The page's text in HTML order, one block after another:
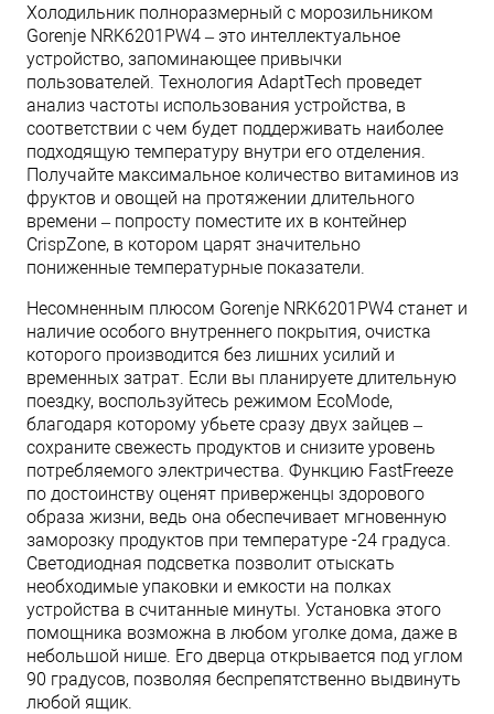
Холодильник полноразмерный с морозильником
Gorenje NRK6201PW4 – это интеллектуальное
устройство, запоминающее привычки
пользователей. Технология AdaptTech проведет
анализ частоты использования устройства, в
соответствии с чем будет поддерживать наиболее
подходящую температуру внутри его отделения.
Получайте максимальное количество витаминов из
фруктов и овощей на протяжении длительного
времени – попросту поместите их в контейнер
CrispZone, в котором царят значительно
пониженные температурные показатели.
Несомненным плюсом Gorenje NRK6201PW4 станет и
наличие особого внутреннего покрытия, очистка
которого производится без лишних усилий и
временных затрат. Если вы планируете длительную
поездку, воспользуйтесь режимом EcoMode,
благодаря которому убьете сразу двух зайцев –
сохраните свежесть продуктов и снизите уровень
потребляемого электричества. Функцию FastFreeze
по достоинству оценят приверженцы здорового
образа жизни, ведь она обеспечивает мгновенную
заморозку продуктов при температуре -24 градуса.
Светодиодная подсветка позволит отыскать
необходимые упаковки и емкости на полках
устройства в считанные минуты. Установка этого
помощника возможна в любом уголке дома, даже в
небольшой нише. Его дверца открывается под углом
90 градусов, позволяя беспрепятственно выдвинуть
любой ящик.